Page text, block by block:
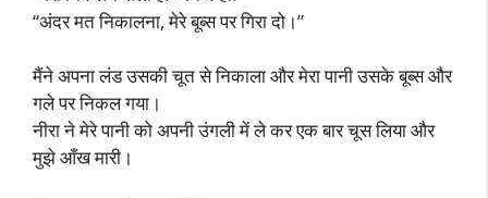
“अंदर मत निकालना, मेरे बूब्स पर गिरा दो।”
मैंने अपना लंड उसकी चूत से निकाला और मेरा पानी उसके बूब्स और
गले पर निकल गया।
नीरा ने मेरे पानी को अपनी उंगली में ले कर एक बार चूस लिया और
मुझे आँख मारी।